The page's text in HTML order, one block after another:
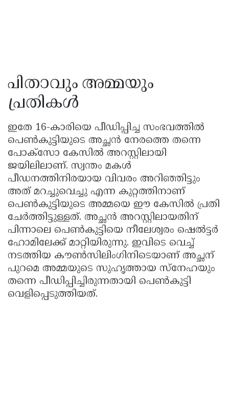
പിതാവും അമ്മയും
പ്രതികൾ
ഇതേ 16-കാരിയെ പീഡിപ്പിച്ച സംഭവത്തിൽ
പെൺകുട്ടിയുടെ അച്ഛൻ നേരത്തെ തന്നെ
പോക്സോ കേസിൽ അറസ്റ്റിലായി
ജയിലിലാണ്. സ്വന്തം മകൾ
പീഡനത്തിനിരയായ വിവരം അറിഞ്ഞിട്ടും
അത് മറച്ചുവെച്ചു എന്ന കുറ്റത്തിനാണ്
പെൺകുട്ടിയുടെ അമ്മയെ ഈ കേസിൽ പ്രതി
ചേർത്തിട്ടുള്ളത്. അച്ഛൻ അറസ്റ്റിലായതിന്
പിന്നാലെ പെൺകുട്ടിയെ നീലേശ്വരം ഷെൽട്ടർ
ഹോമിലേക്ക് മാറ്റിയിരുന്നു. ഇവിടെ വെച്ച്
നടത്തിയ കൗൺസിലിംഗിനിടെയാണ് അച്ഛന്
പുറമെ അമ്മയുടെ സുഹൃത്തായ സ്നേഹയും
തന്നെ പീഡിപ്പിച്ചിരുന്നതായി പെൺകുട്ടി
വെളിപ്പെടുത്തിയത്.